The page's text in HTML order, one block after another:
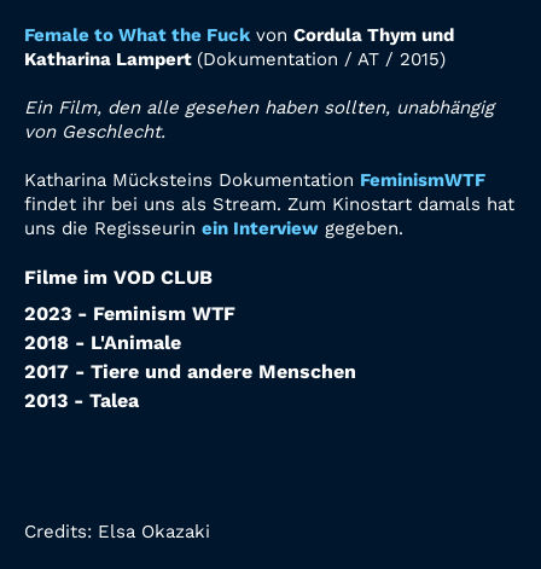
Female to What the Fuck von Cordula Thym und
Katharina Lampert (Dokumentation / AT / 2015)
Ein Film, den alle gesehen haben sollten, unabhängig
von Geschlecht.
Katharina Mücksteins Dokumentation FeminismWTF
findet ihr bei uns als Stream. Zum Kinostart damals hat
uns die Regisseurin ein Interview gegeben.
Filme im VOD CLUB
2023 - Feminism WTF
2018 - L'Animale
2017 - Tiere und andere Menschen
2013 - Talea
Credits: Elsa Okazaki